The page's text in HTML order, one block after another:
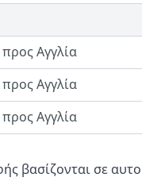
Αγγλία
Αγγλία
Αγγλία
βασίζονται σε